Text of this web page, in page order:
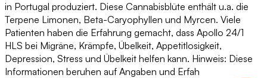
in Portugal produziert. Diese Cannabisblüte enthält u.a. die
Terpene Limonen, Beta-Caryophyllen und Myrcen. Viele
Patienten haben die Erfahrung gemacht, dass Apollo 24/1
HLS bei Migräne, Krämpfe, Übelkeit, Appetitlosigkeit,
Depression, Stress und Übelkeit helfen kann. Hinweis: Diese
Informationen beruhen auf Angaben und Erfah